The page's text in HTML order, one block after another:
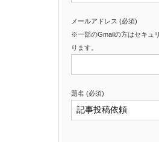
メールアドレス (必須)
※一部のGmailの方はセキュ
ります。
題名 (必須)